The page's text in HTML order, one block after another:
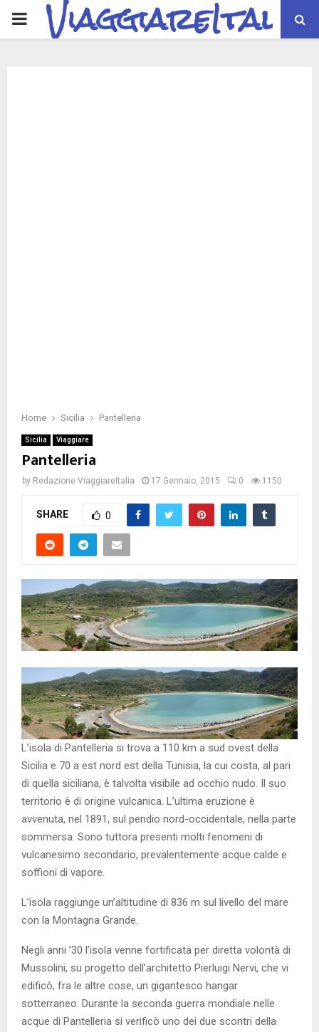
PRIMARYViaggiareItalia
Home Sicilia Pantelleria
Sicilia Viaggiare
Pantelleria
by Redazione ViaggiareItalia 17 Gennaio, 2015 0 1150
SHARE 0
L’isola di Pantelleria si trova a 110 km a sud ovest della
Sicilia e 70 a est nord est della Tunisia, la cui costa, al pari
di quella siciliana, è talvolta visibile ad occhio nudo. Il suo
territorio è di origine vulcanica. L’ultima eruzione è
avvenuta, nel 1891, sul pendio nord-occidentale, nella parte
sommersa. Sono tuttora presenti molti fenomeni di
vulcanesimo secondario, prevalentemente acque calde e
soffioni di vapore.
L’isola raggiunge un’altitudine di 836 m sul livello del mare
con la Montagna Grande.
Negli anni ’30 l’isola venne fortificata per diretta volontà di
Mussolini, su progetto dell’architetto Pierluigi Nervi, che vi
edificò, fra le altre cose, un gigantesco hangar
sotterraneo. Durante la seconda guerra mondiale nelle
acque di Pantelleria si verificò uno dei due scontri della